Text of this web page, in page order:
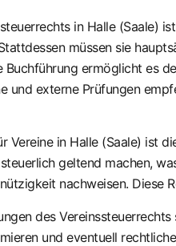
in Halle (Saale)
müssen sie
Buchführung ermöglicht es
und externe Prüfungen
Vereine in Halle (Saale) ist
geltend machen,
nachweisen.
des
und eventuell